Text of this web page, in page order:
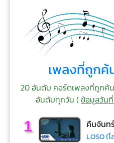
เพลงที่ถูกค้
20 อันดับ คอร์ดเพลงที่ถูกค้
อันดับทุกวัน (ข้อมูลวัน
1 คืนจันท
LOSO (